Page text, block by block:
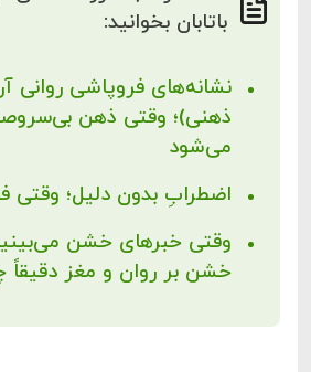
باتابان بخوانید:
ذهنی)؛ وقتی ذهن
می‌شود
اضطرابِ بدون دلیل؛ وقتی
وقتی خبرهای خشن
خشن بر روان و مغز